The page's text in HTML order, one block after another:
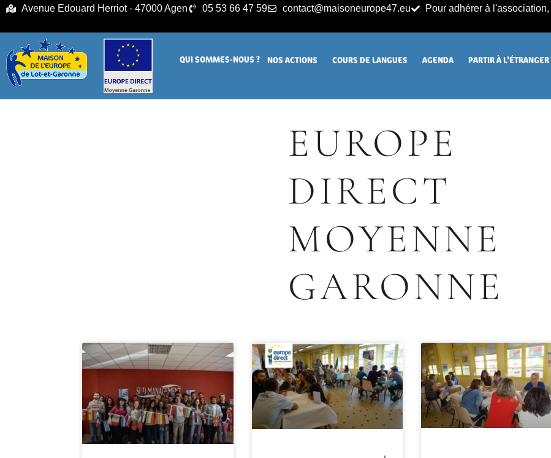
principalAvenue Edouard Herriot - 47000 Agen 05 53 66 47 59 contact@maisoneurope47.eu Pour adhérer à
QUI SOMMES-NOUS ? NOS ACTIONS COURS DE LANGUES AGENDA PARTIR À L’ÉTRANGER
EUROPE
DIRECT
MOYENNE
GARONNE